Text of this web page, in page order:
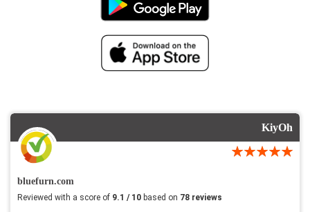
KiyOh
bluefurn.com
Reviewed with a score of 9.1 / 10 based on 78 reviews